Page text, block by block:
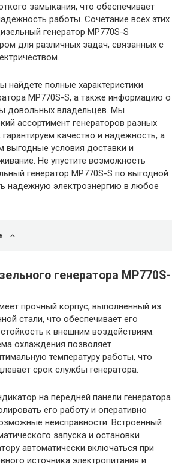
замыкания, что обеспечивает
работы. Сочетание всех этих
генератор MP770S-S
для различных задач, связанных с
найдете полные характеристики
MP770S-S, а также информацию о
довольных владельцев. Мы
ассортимент генераторов разных
качество и надежность, а
выгодные условия доставки и
Не упустите возможность
генератор MP770S-S по выгодной
надежную электроэнергию в любое
генератора MP770S-
прочный корпус, выполненный из
стали, что обеспечивает его
к внешним воздействиям.
охлаждения позволяет
температуру работы, что
срок службы генератора.
на передней панели генератора
его работу и оперативно
неисправности. Встроенный
запуска и остановки
автоматически включаться при
источника электропитания и